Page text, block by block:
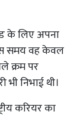
के लिए अपना
समय वह केवल
क्रम पर
निभाई थी।
करियर का